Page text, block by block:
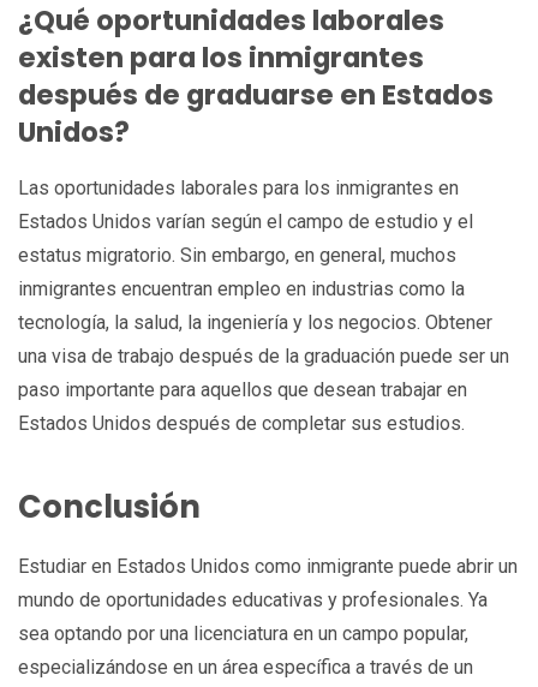
¿Qué oportunidades laborales
existen para los inmigrantes
después de graduarse en Estados
Unidos?
Las oportunidades laborales para los inmigrantes en
Estados Unidos varían según el campo de estudio y el
estatus migratorio. Sin embargo, en general, muchos
inmigrantes encuentran empleo en industrias como la
tecnología, la salud, la ingeniería y los negocios. Obtener
una visa de trabajo después de la graduación puede ser un
paso importante para aquellos que desean trabajar en
Estados Unidos después de completar sus estudios.
Conclusión
Estudiar en Estados Unidos como inmigrante puede abrir un
mundo de oportunidades educativas y profesionales. Ya
sea optando por una licenciatura en un campo popular,
especializándose en un área específica a través de un